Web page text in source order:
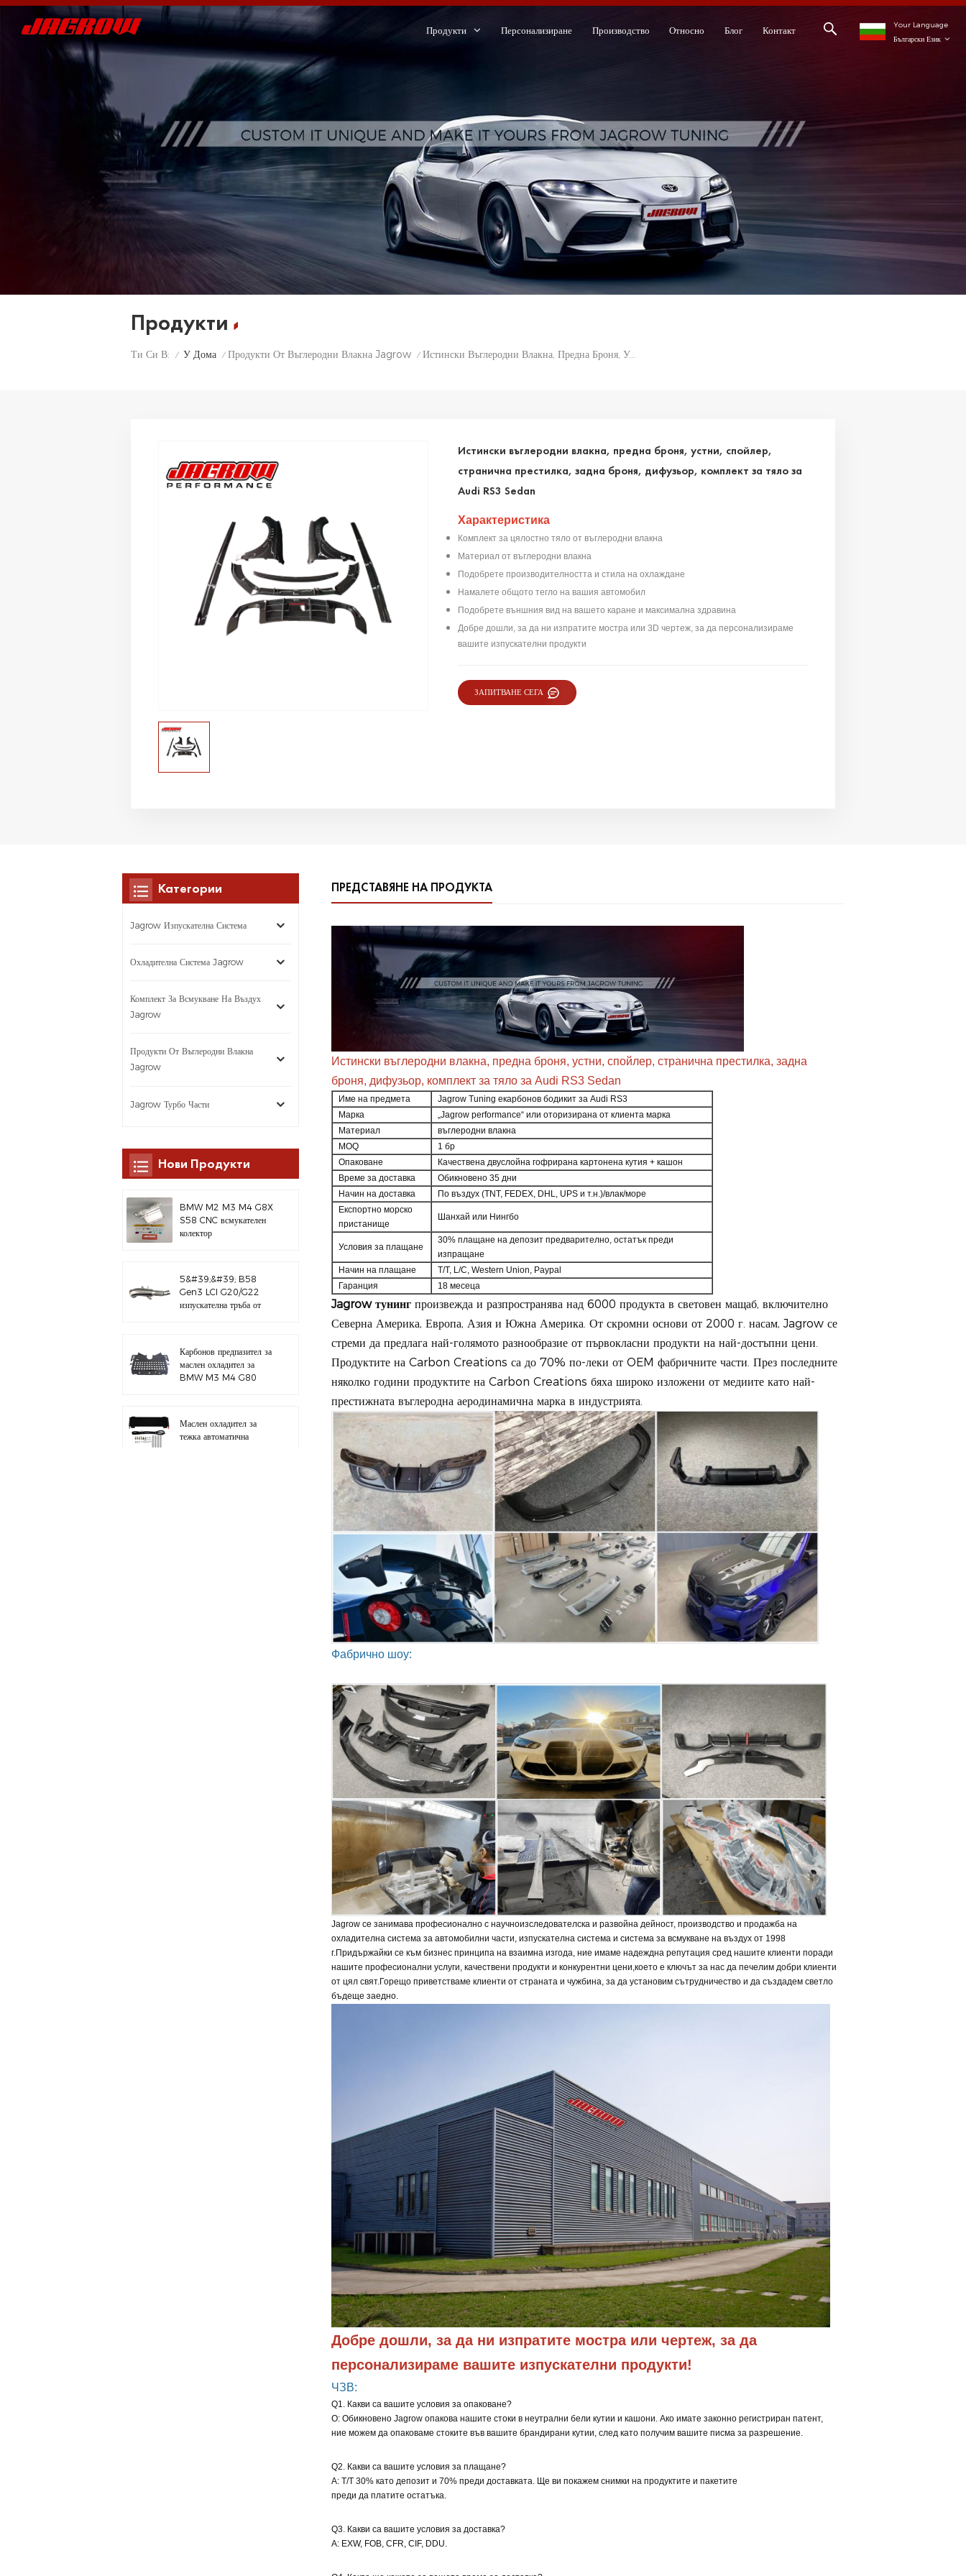
Your Language
Български Език
Продукти Персонализиране Производство Относно Блог Контакт
Продукти
Ти Си В: / У Дома / Продукти От Въглеродни Влакна Jagrow / Истински Въглеродни Влакна, Предна Броня, Устни, Спойлер, Странична Престилка, Задна Броня, Дифузьор, Комплект За Тяло За Audi RS3 Sedan
Истински въглеродни влакна, предна броня, устни, спойлер,
странична престилка, задна броня, дифузьор, комплект за тяло за
Audi RS3 Sedan
Характеристика
Комплект за цялостно тяло от въглеродни влакна
Материал от въглеродни влакна
Подобрете производителността и стила на охлаждане
Намалете общото тегло на вашия автомобил
Подобрете външния вид на вашето каране и максимална здравина
Добре дошли, за да ни изпратите мостра или 3D чертеж, за да персонализираме
вашите изпускателни продукти
ЗАПИТВАНЕ СЕГА
ПРЕДСТАВЯНЕ НА ПРОДУКТА
Истински въглеродни влакна, предна броня, устни, спойлер, странична престилка, задна
броня, дифузьор, комплект за тяло за Audi RS3 Sedan
Име на предмета
Jagrow Tuning екарбонов бодикит за Audi RS3
Марка
„Jagrow performance“ или оторизирана от клиента марка
Материал
въглеродни влакна
MOQ
1 бр
Опаковане
Качествена двуслойна гофрирана картонена кутия + кашон
Време за доставка
Обикновено 35 дни
Начин на доставка
По въздух (TNT, FEDEX, DHL, UPS и т.н.)/влак/море
Експортно морско
пристанище
Шанхай или Нингбо
Условия за плащане
30% плащане на депозит предварително, остатък преди
изпращане
Начин на плащане
T/T, L/C, Western Union, Paypal
Гаранция
18 месеца
Jagrow тунингпроизвежда и разпространява над 6000 продукта в световен мащаб, включително
Северна Америка, Европа, Азия и Южна Америка. От скромни основи от 2000 г. насам, Jagrow се
стреми да предлага най-голямото разнообразие от първокласни продукти на най-достъпни цени.
Продуктите на Carbon Creations са до 70% по-леки от OEM фабричните части. През последните
няколко години продуктите на Carbon Creations бяха широко изложени от медиите като най-
престижната въглеродна аеродинамична марка в индустрията.
Фабрично шоу:
Jagrow се занимава професионално с научноизследователска и развойна дейност, производство и продажба на
охладителна система за автомобилни части, изпускателна система и система за всмукване на въздух от 1998
г.Придържайки се към бизнес принципа на взаимна изгода, ние имаме надеждна репутация сред нашите клиенти поради
нашите професионални услуги, качествени продукти и конкурентни цени,което е ключът за нас да печелим добри клиенти
от цял свят.Горещо приветстваме клиенти от страната и чужбина, за да установим сътрудничество и да създадем светло
бъдеще заедно.
Добре дошли, за да ни изпратите мостра или чертеж, за да
персонализираме вашите изпускателни продукти!
ЧЗВ:
Q1. Какви са вашите условия за опаковане?
О: Обикновено Jagrow опакова нашите стоки в неутрални бели кутии и кашони. Ако имате законно регистриран патент,
ние можем да опаковаме стоките във вашите брандирани кутии, след като получим вашите писма за разрешение.
Q2. Какви са вашите условия за плащане?
A: T/T 30% като депозит и 70% преди доставката. Ще ви покажем снимки на продуктите и пакетите
преди да платите остатъка.
Q3. Какви са вашите условия за доставка?
A: EXW, FOB, CFR, CIF, DDU.
Категории
Jagrow Изпускателна Система
Охладителна Система Jagrow
Комплект За Всмукване На Въздух
Jagrow
Продукти От Въглеродни Влакна
Jagrow
Jagrow Турбо Части
Нови Продукти
BMW M2 M3 M4 G8X
S58 CNC всмукателен
колектор
5&#39;&#39; B58
Gen3 LCI G20/G22
изпускателна тръба от
Карбонов предпазител за
маслен охладител за
BMW M3 M4 G80
Маслен охладител за
тежка автоматична